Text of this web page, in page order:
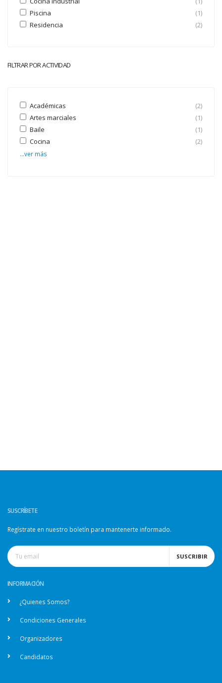
Piscina
(1)
Residencia
(2)
FILTRAR POR ACTIVIDAD
Académicas
(2)
Artes marciales
(1)
Baile
(1)
Cocina
(2)
...ver más
SUSCRÍBETE
Regístrate en nuestro boletín para mantenerte informado.
SUSCRIBIR
INFORMACIÓN
¿Quienes Somos?
Condiciones Generales
Organizadores
Candidatos